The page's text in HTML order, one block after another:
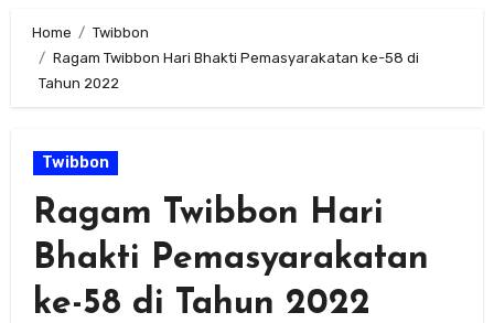
Home
Twibbon
Ragam Twibbon Hari Bhakti Pemasyarakatan ke-58 di
Tahun 2022
Twibbon
Ragam Twibbon Hari
Bhakti Pemasyarakatan
ke-58 di Tahun 2022